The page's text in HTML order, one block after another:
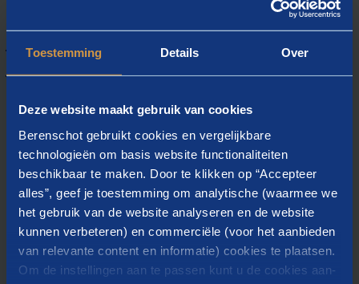
Toestemming Details Over
Deze website maakt gebruik van cookies
Berenschot gebruikt cookies en vergelijkbare
technologieën om basis website functionaliteiten
beschikbaar te maken. Door te klikken op “Accepteer
alles”, geef je toestemming om analytische (waarmee we
het gebruik van de website analyseren en de website
kunnen verbeteren) en commerciële (voor het aanbieden
van relevante content en informatie) cookies te plaatsen.
Om de instellingen aan te passen kunt u de cookies aan-
complexe uitdagingen
bedrijfsleven en de zorg. In deze trajecten helpen we
managers en hr-teams om MTO-resultaten te vertalen
naar blijvende organisatieontwikkeling. Onze aanpak
omvat onder meer:
Strategische en meerjarige panelonderzoeken.
Verdiepende analyses voor inzicht in patronen,
trends en onderliggende factoren.
Begeleiding door gecertificeerde professionals bij